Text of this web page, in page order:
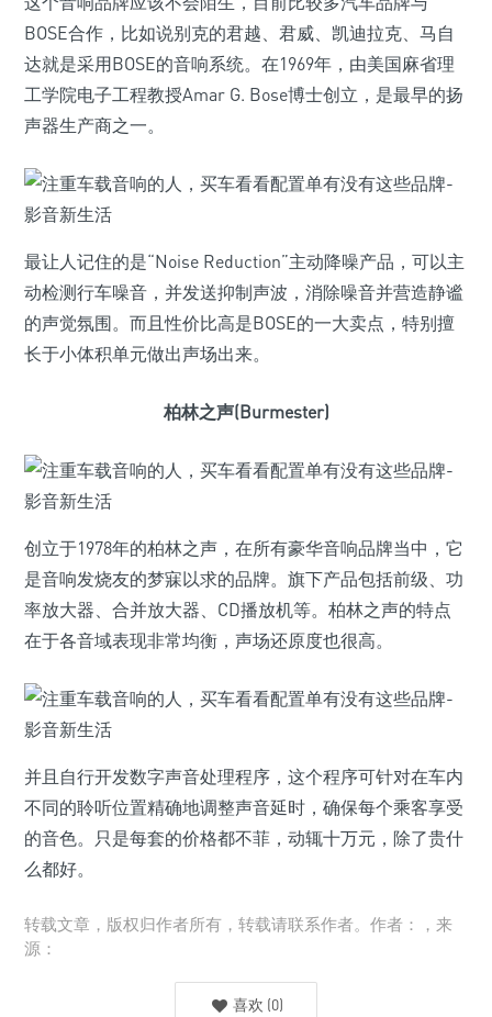
BOSE合作，比如说别克的君越、君威、凯迪拉克、马自
达就是采用BOSE的音响系统。在1969年，由美国麻省理
工学院电子工程教授Amar G. Bose博士创立，是最早的扬
声器生产商之一。
最让人记住的是“Noise Reduction”主动降噪产品，可以主
动检测行车噪音，并发送抑制声波，消除噪音并营造静谧
的声觉氛围。而且性价比高是BOSE的一大卖点，特别擅
长于小体积单元做出声场出来。
柏林之声(Burmester)
创立于1978年的柏林之声，在所有豪华音响品牌当中，它
是音响发烧友的梦寐以求的品牌。旗下产品包括前级、功
率放大器、合并放大器、CD播放机等。柏林之声的特点
在于各音域表现非常均衡，声场还原度也很高。
并且自行开发数字声音处理程序，这个程序可针对在车内
不同的聆听位置精确地调整声音延时，确保每个乘客享受
的音色。只是每套的价格都不菲，动辄十万元，除了贵什
么都好。
转载文章，版权归作者所有，转载请联系作者。作者：，来
源：
喜欢 (0)